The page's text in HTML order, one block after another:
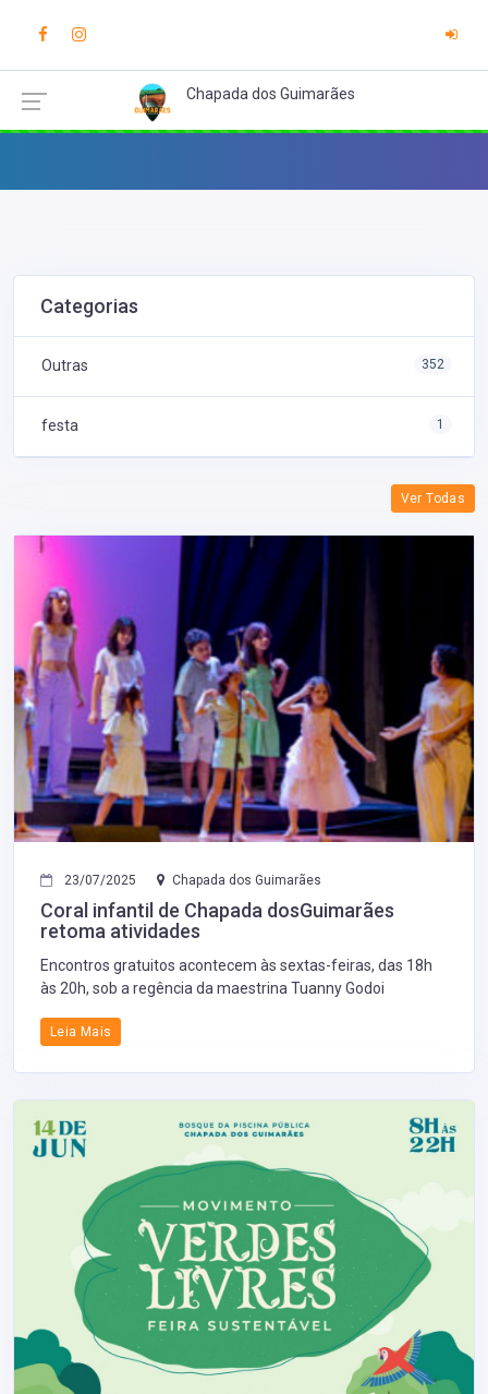
Chapada dos Guimarães
Categorias
Outras 352
festa 1
Ver Todas
23/07/2025 Chapada dos Guimarães
Coral infantil de Chapada dosGuimarães
retoma atividades
Encontros gratuitos acontecem às sextas-feiras, das 18h
às 20h, sob a regência da maestrina Tuanny Godoi
Leia Mais